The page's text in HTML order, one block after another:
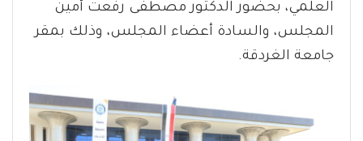
العلمي، بحضور الدكتور مصطفى رفعت أمين
المجلس، والسادة أعضاء المجلس، وذلك بمقر
جامعة الغردقة.